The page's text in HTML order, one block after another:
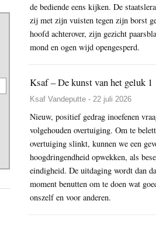
de bediende eens kijken. De
zij met zijn vuisten tegen zijn borst
hoofd achterover, zijn gezicht
mond en ogen wijd opengesperd.
Ksaf – De kunst van het geluk 1
Ksaf Vandeputte - 22 juli 2026
Nieuw, positief gedrag inoefenen
volgehouden overtuiging. Om te
overtuiging slinkt, kunnen we een
hoogdringendheid opwekken, als
eindigheid. De uitdaging wordt dan
moment benutten om te doen wat
onszelf en voor anderen.